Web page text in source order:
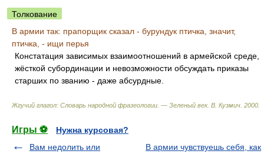
Толкование
В армии так: прапорщик сказал - бурундук птичка, значит,
птичка, - ищи перья
Констатация зависимых взаимоотношений в армейской среде,
жёсткой субординации и невозможности обсуждать приказы
старших по званию - даже абсурдные.
Жгучий глагол: Словарь народной фразеологии. — Зеленый век. В. Кузмич 2000
Игры ⚽
Нужна курсовая?
Вам недолить или
В армии чувствуешь себя, как